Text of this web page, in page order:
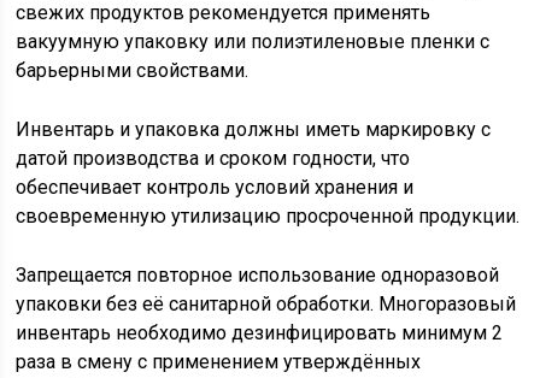
свежих продуктов рекомендуется применять
вакуумную упаковку или полиэтиленовые пленки с
барьерными свойствами.
Инвентарь и упаковка должны иметь маркировку с
датой производства и сроком годности, что
обеспечивает контроль условий хранения и
своевременную утилизацию просроченной продукции.
Запрещается повторное использование одноразовой
упаковки без её санитарной обработки. Многоразовый
инвентарь необходимо дезинфицировать минимум 2
раза в смену с применением утверждённых